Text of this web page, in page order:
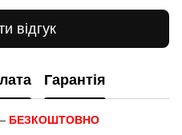
відгук
Гарантія
БЕЗКОШТОВНО